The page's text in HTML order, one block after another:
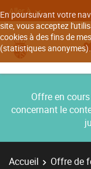
En poursuivant votre
site, vous acceptez
cookies à des fins de
(statistiques anonymes).
Aller à
Offre en
concernant le
Accueil Offre de